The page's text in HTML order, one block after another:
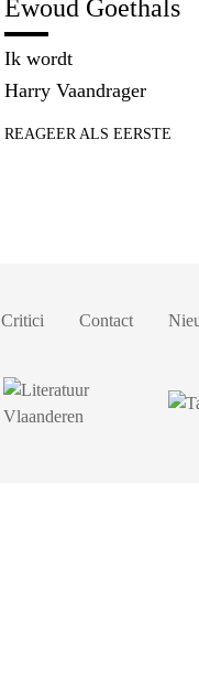
Ewoud Goethals
Ik wordt
Harry Vaandrager
REAGEER ALS EERSTE
Critici Contact